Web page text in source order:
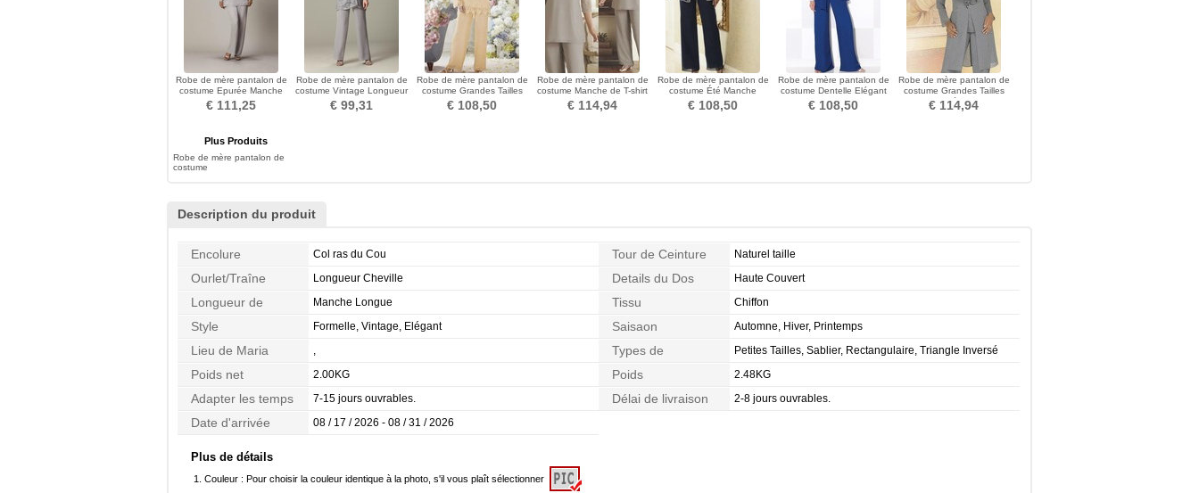
Robe de mère pantalon de
costume Epurée Manche
Longue Chiffon
€ 111,25
Robe de mère pantalon de
costume Vintage Longueur
Cheville Manche Longue
€ 99,31
Robe de mère pantalon de
costume Grandes Tailles
Chiffon Col ras du Cou
€ 108,50
Robe de mère pantalon de
costume Manche de T-shirt
Haute Couvert
€ 114,94
Robe de mère pantalon de
costume Été Manche
Longue Naturel taille
€ 108,50
Robe de mère pantalon de
costume Dentelle Elégant
Naturel taille
€ 108,50
Robe de mère pantalon de
costume Grandes Tailles
Col Carré Chiffon
€ 114,94
Plus Produits
Robe de mère pantalon de
costume
Description du produit
Encolure Col ras du Cou Tour de Ceinture Naturel taille
Ourlet/Traîne Longueur Cheville Details du Dos Haute Couvert
Longueur de
Manches
Manche Longue Tissu Chiffon
Style Formelle, Vintage, Elégant Saisaon Automne, Hiver, Printemps
Lieu de Maria ,
Types de
Morphologie
Petites Tailles, Sablier, Rectangulaire, Triangle Inversé
Poids net 2.00KG Poids 2.48KG
Adapter les temps 7-15 jours ouvrables. Délai de livraison 2-8 jours ouvrables.
Date d'arrivée 08 / 17 / 2026 - 08 / 31 / 2026
Plus de détails
Couleur : Pour choisir la couleur identique à la photo, s'il vous plaît sélectionner